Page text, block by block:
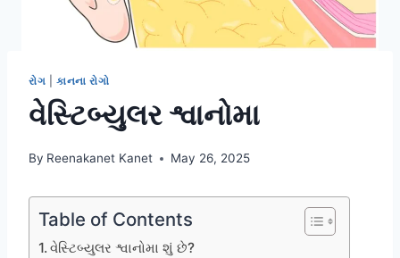
રોગ કાનના રોગો
વેસ્ટિબ્યુલર શ્વાનોમા
By Reenakanet Kanet May 26, 2025
Table of Contents
વેસ્ટિબ્યુલર શ્વાનોમા શું છે?